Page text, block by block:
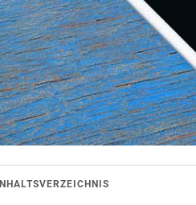
INHALTSVERZEICHNIS